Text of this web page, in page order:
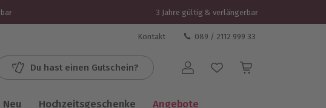
3 Jahre gültig & verlängerbar
Kontakt 089 / 2112 999 33
Du hast einen Gutschein? Benutzerkonto
Neu Hochzeitsgeschenke Angebote